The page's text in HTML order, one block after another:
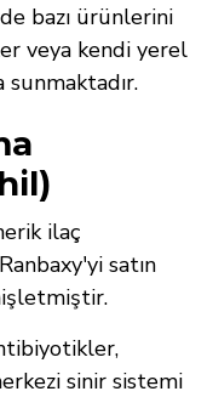
bazı ürünlerini
veya kendi yerel
sunmaktadır.
ilaç
satın
sinir sistemi